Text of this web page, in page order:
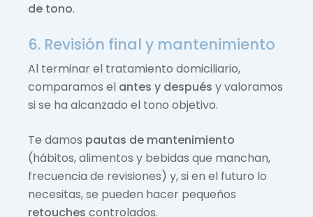
de tono.
6. Revisión final y mantenimiento
Al terminar el tratamiento domiciliario,
comparamos el antes y después y valoramos
si se ha alcanzado el tono objetivo.
Te damos pautas de mantenimiento
(hábitos, alimentos y bebidas que manchan,
frecuencia de revisiones) y, si en el futuro lo
necesitas, se pueden hacer pequeños
retouches controlados.